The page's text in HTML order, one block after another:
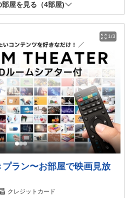
部屋を見る（4部屋)
1/3
ラン〜お部屋で映画見放
クレジットカード